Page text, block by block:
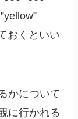
おくといい
かについて
に行かれる